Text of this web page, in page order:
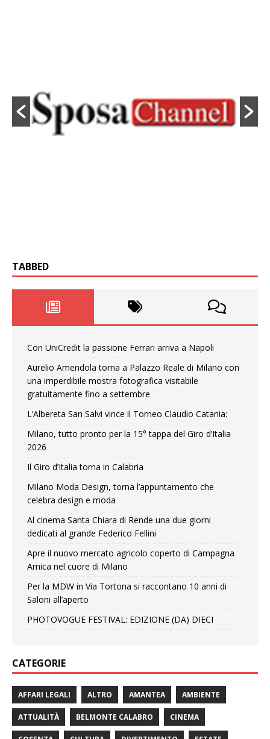
TABBED
Con UniCredit la passione Ferrari arriva a Napoli
Aurelio Amendola torna a Palazzo Reale di Milano con
una imperdibile mostra fotografica visitabile
gratuitamente fino a settembre
L’Albereta San Salvi vince il Torneo Claudio Catania:
Milano, tutto pronto per la 15° tappa del Giro d’Italia
2026
Il Giro d’Italia torna in Calabria
Milano Moda Design, torna l’appuntamento che
celebra design e moda
Al cinema Santa Chiara di Rende una due giorni
dedicati al grande Federico Fellini
Apre il nuovo mercato agricolo coperto di Campagna
Amica nel cuore di Milano
Per la MDW in Via Tortona si raccontano 10 anni di
Saloni all’aperto
PHOTOVOGUE FESTIVAL: EDIZIONE (DA) DIECI
CATEGORIE
AFFARI LEGALI ALTRO AMANTEA AMBIENTE
ATTUALITÀ BELMONTE CALABRO CINEMA